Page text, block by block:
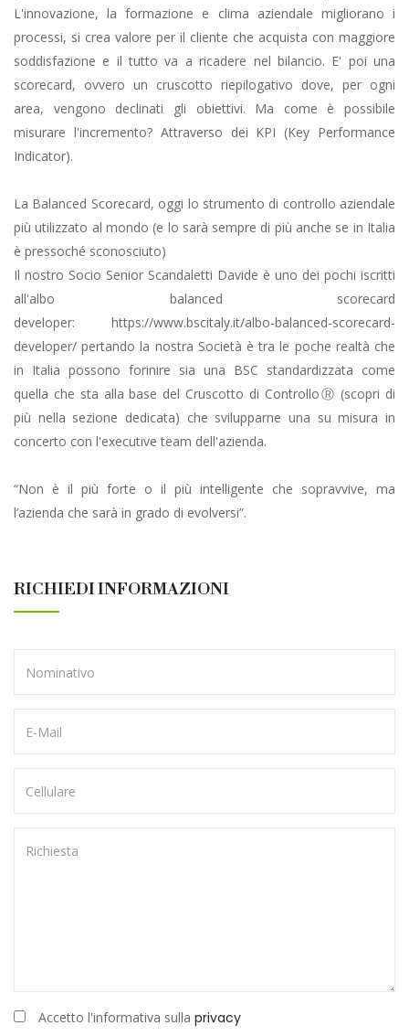
L'innovazione, la formazione e clima aziendale migliorano i
processi, si crea valore per il cliente che acquista con maggiore
soddisfazione e il tutto va a ricadere nel bilancio. E' poi una
scorecard, ovvero un cruscotto riepilogativo dove, per ogni
area, vengono declinati gli obiettivi. Ma come è possibile
misurare l'incremento? Attraverso dei KPI (Key Performance
Indicator).
La Balanced Scorecard, oggi lo strumento di controllo aziendale
più utilizzato al mondo (e lo sarà sempre di più anche se in Italia
è pressoché sconosciuto)
Il nostro Socio Senior Scandaletti Davide è uno dei pochi iscritti
all'albo balanced scorecard
developer: https://www.bscitaly.it/albo-balanced-scorecard-
developer/ pertando la nostra Società è tra le poche realtà che
in Italia possono forinire sia una BSC standardizzata come
quella che sta alla base del Cruscotto di ControlloⓇ (scopri di
più nella sezione dedicata) che svilupparne una su misura in
concerto con l'executive team dell'azienda.
“Non è il più forte o il più intelligente che sopravvive, ma
l’azienda che sarà in grado di evolversi”.
RICHIEDI INFORMAZIONI
Accetto l'informativa sulla privacy